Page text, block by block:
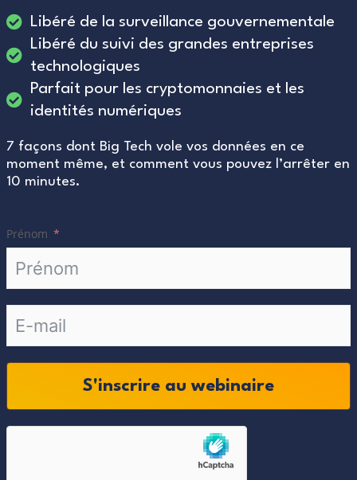
Libéré de la surveillance gouvernementale
Libéré du suivi des grandes entreprises
technologiques
Parfait pour les cryptomonnaies et les
identités numériques
7 façons dont Big Tech vole vos données en ce
moment même, et comment vous pouvez l’arrêter en
10 minutes.
Prénom
S'inscrire au webinaire